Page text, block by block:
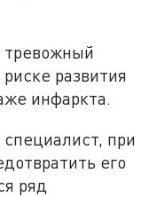
тревожный
развития
инфаркта.
специалист, при
его
ряд